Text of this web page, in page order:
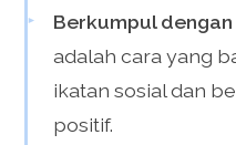
Berkumpul
adalah cara yang
ikatan sosial dan
positif.